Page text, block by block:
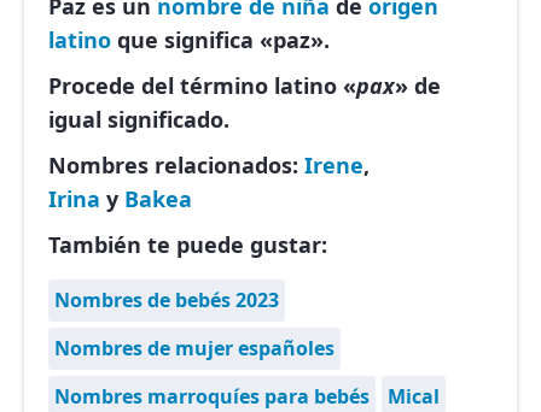
Paz es un nombre de niña de origen
latino que significa «paz».
Procede del término latino «pax» de
igual significado.
Nombres relacionados: Irene,
Irina y Bakea
También te puede gustar:
Nombres de bebés 2023
Nombres de mujer españoles
Nombres marroquíes para bebés
Mical